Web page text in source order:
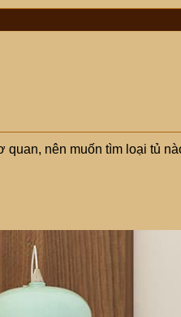
quan, nên muốn tìm loại tủ